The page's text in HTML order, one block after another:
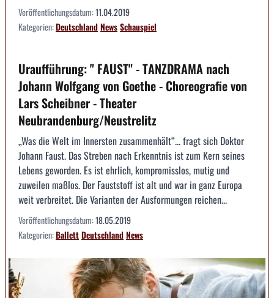
Veröffentlichungsdatum:11.04.2019
Kategorien:DeutschlandNewsSchauspiel
Uraufführung: " FAUST" - TANZDRAMA nach
Johann Wolfgang von Goethe - Choreografie von
Lars Scheibner - Theater
Neubrandenburg/Neustrelitz
„Was die Welt im Innersten zusammenhält“... fragt sich Doktor
Johann Faust. Das Streben nach Erkenntnis ist zum Kern seines
Lebens geworden. Es ist ehrlich, kompromisslos, mutig und
zuweilen maßlos. Der Fauststoff ist alt und war in ganz Europa
weit verbreitet. Die Varianten der Ausformungen reichen...
Veröffentlichungsdatum:18.05.2019
Kategorien:BallettDeutschlandNews